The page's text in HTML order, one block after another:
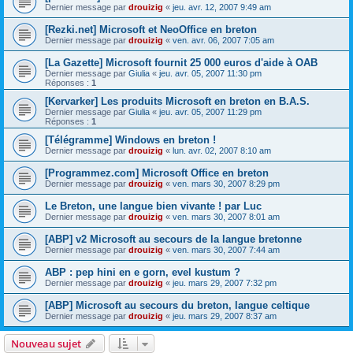
Dernier message par drouizig « jeu. avr. 12, 2007 9:49 am
[Rezki.net] Microsoft et NeoOffice en breton
Dernier message par drouizig « ven. avr. 06, 2007 7:05 am
[La Gazette] Microsoft fournit 25 000 euros d'aide à OAB
Dernier message par Giulia « jeu. avr. 05, 2007 11:30 pm
Réponses : 1
[Kervarker] Les produits Microsoft en breton en B.A.S.
Dernier message par Giulia « jeu. avr. 05, 2007 11:29 pm
Réponses : 1
[Télégramme] Windows en breton !
Dernier message par drouizig « lun. avr. 02, 2007 8:10 am
[Programmez.com] Microsoft Office en breton
Dernier message par drouizig « ven. mars 30, 2007 8:29 pm
Le Breton, une langue bien vivante ! par Luc
Dernier message par drouizig « ven. mars 30, 2007 8:01 am
[ABP] v2 Microsoft au secours de la langue bretonne
Dernier message par drouizig « ven. mars 30, 2007 7:44 am
ABP : pep hini en e gorn, evel kustum ?
Dernier message par drouizig « jeu. mars 29, 2007 7:32 pm
[ABP] Microsoft au secours du breton, langue celtique
Dernier message par drouizig « jeu. mars 29, 2007 8:37 am
Nouveau sujet